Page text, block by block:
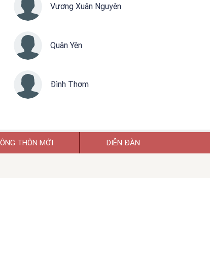
Vương Xuân Nguyên
Quân Yên
Đình Thơm
THÔN MỚI DIỄN ĐÀN